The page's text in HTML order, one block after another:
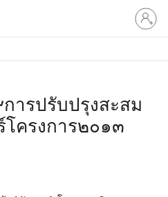
ลงชื่อ
เข้า
บัญชี
ารปรับปรุงสะสม
โครงการ๒๐๑๓